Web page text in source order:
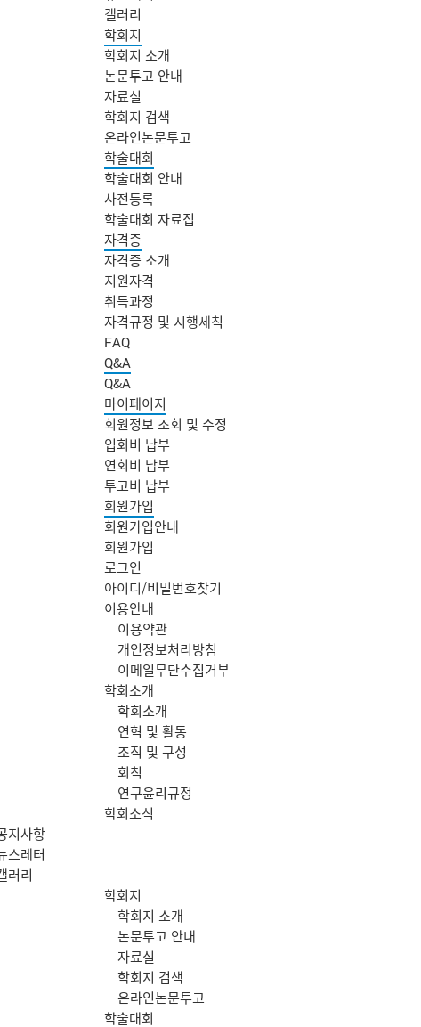
갤러리
학회지
학회지 소개
논문투고 안내
자료실
학회지 검색
온라인논문투고
학술대회
학술대회 안내
사전등록
학술대회 자료집
자격증
자격증 소개
지원자격
취득과정
자격규정 및 시행세칙
FAQ
Q&A
Q&A
마이페이지
회원정보 조회 및 수정
입회비 납부
연회비 납부
투고비 납부
회원가입
회원가입안내
회원가입
로그인
아이디/비밀번호찾기
이용안내
이용약관
개인정보처리방침
이메일무단수집거부
학회소개
학회소개
연혁 및 활동
조직 및 구성
회칙
연구윤리규정
학회소식
지사항
스레터
러리
학회지
학회지 소개
논문투고 안내
자료실
학회지 검색
온라인논문투고
학술대회